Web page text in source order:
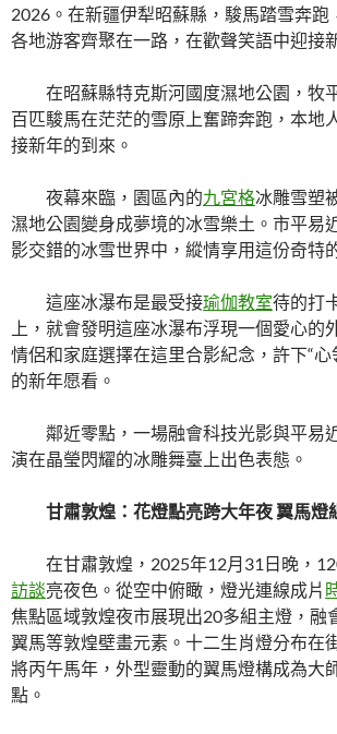
2026。在新疆伊犁昭蘇縣，駿馬踏雪奔跑
各地游客齊聚在一路，在歡聲笑語中迎接
在昭蘇縣特克斯河國度濕地公園，牧
百匹駿馬在茫茫的雪原上奮蹄奔跑，本地
接新年的到來。
夜幕來臨，園區內的九宮格冰雕雪塑
濕地公園變身成夢境的冰雪樂土。市平易
影交錯的冰雪世界中，縱情享用這份奇特
這座冰瀑布是最受接瑜伽教室待的打
上，就會發明這座冰瀑布浮現一個愛心的
情侶和家庭選擇在這里合影紀念，許下“心
的新年愿看。
鄰近零點，一場融會科技光影與平易
演在晶瑩閃耀的冰雕舞臺上出色表態。
甘肅敦煌：花燈點亮跨大年夜 翼馬燈
在甘肅敦煌，2025年12月31日晚，
訪談亮夜色。從空中俯瞰，燈光連線成片
焦點區域敦煌夜市展現出20多組主燈，融
翼馬等敦煌壁畫元素。十二生肖燈分布在
將丙午馬年，外型靈動的翼馬燈構成為大
點。